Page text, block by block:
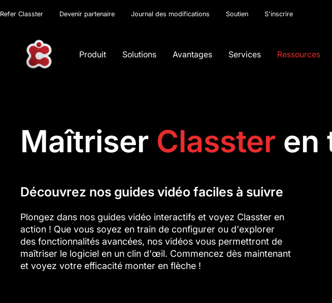
Refer Classter Devenir partenaire Journal des modifications Soutien S'inscrire
Produit Solutions Avantages Services Ressources
Maîtriser Classter en
Découvrez nos guides vidéo faciles à suivre
Plongez dans nos guides vidéo interactifs et voyez Classter en
action ! Que vous soyez en train de configurer ou d'explorer
des fonctionnalités avancées, nos vidéos vous permettront de
maîtriser le logiciel en un clin d'œil. Commencez dès maintenant
et voyez votre efficacité monter en flèche !